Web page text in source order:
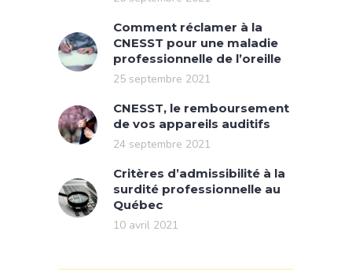
Comment réclamer à la
CNESST pour une maladie
professionnelle de l’oreille
25 septembre 2021
CNESST, le remboursement
de vos appareils auditifs
24 septembre 2021
Critères d’admissibilité à la
surdité professionnelle au
Québec
10 avril 2021